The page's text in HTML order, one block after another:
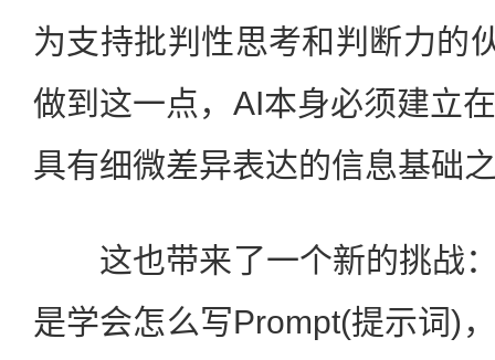
为支持批判性思考和判断力的
做到这一点，AI本身必须建立
具有细微差异表达的信息基础
这也带来了一个新的挑战：
是学会怎么写Prompt(提示词)